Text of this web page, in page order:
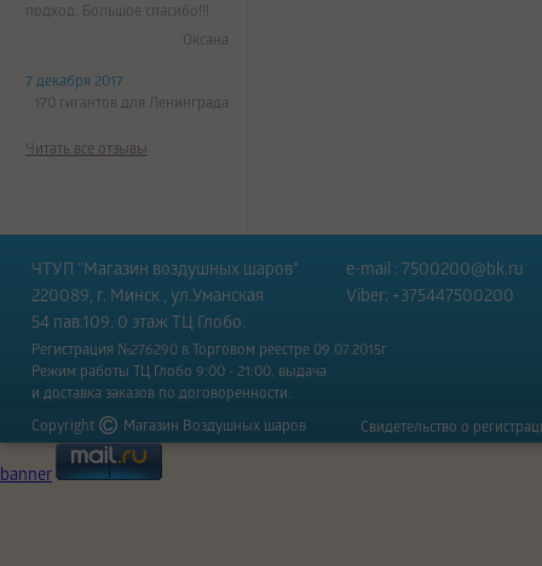
подход. Большое спасибо!!!
Оксана
7 декабря 2017
170 гигантов для Ленинграда
Читать все отзывы
ЧТУП "Магазин воздушных шаров"
220089, г. Минск , ул.Уманская
54 пав.109. 0 этаж ТЦ Глобо.
e-mail : 7500200@bk.ru
Viber: +375447500200
Регистрация №276290 в Торговом реестре 09.07.2015г
Режим работы ТЦ Глобо 9:00 - 21:00, выдача
и доставка заказов по договоренности.
Copyright
Магазин Воздушных шаров Свидетельство о
banner